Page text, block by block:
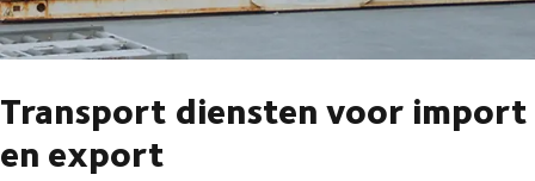
Transport diensten voor import
en export